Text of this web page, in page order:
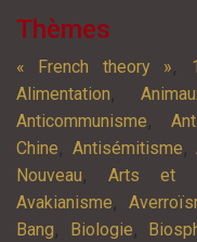
Thèmes
« French theory »,
Alimentation,
Anticommunisme,
Chine, Antisémitisme,
Nouveau,Arts et
Avakianisme,
Bang, Biologie,